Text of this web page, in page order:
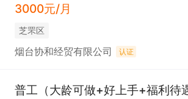
3000元/月
芝罘区
烟台协和经贸有限公司 认证
普工（大龄可做+好上手+福利待